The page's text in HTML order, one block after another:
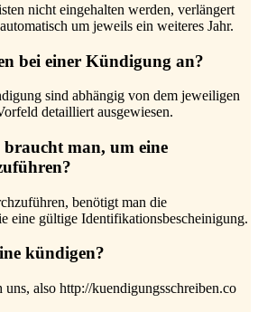
nicht eingehalten werden, verlängert
um jeweils ein weiteres Jahr.
bei einer Kündigung an?
sind abhängig von dem jeweiligen
detailliert ausgewiesen.
braucht man, um eine
benötigt man die
eine gültige Identifikationsbescheinigung.
kündigen?
also http://kuendigungsschreiben.co